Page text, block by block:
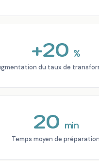
+20 %
du taux de
20 min
Temps moyen de préparation